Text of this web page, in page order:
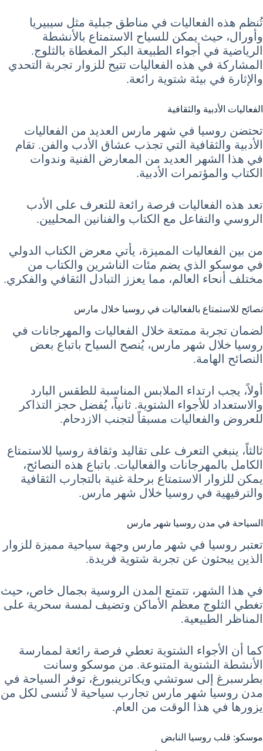
تُنظم هذه الفعاليات في مناطق جبلية مثل سيبيريا
وأورال، حيث يمكن للسياح الاستمتاع بالأنشطة
الرياضية في أجواء الطبيعة البكر المغطاة بالثلوج.
المشاركة في هذه الفعاليات تتيح للزوار تجربة التحدي
والإثارة في بيئة شتوية رائعة.
الفعاليات الأدبية والثقافية
تحتضن روسيا في شهر مارس العديد من الفعاليات
الأدبية والثقافية التي تجذب عشاق الأدب والفن. تقام
في هذا الشهر العديد من المعارض الفنية وندوات
الكتاب والمؤتمرات الأدبية.
تعد هذه الفعاليات فرصة رائعة للتعرف على الأدب
الروسي والتفاعل مع الكتاب والفنانين المحليين.
من بين الفعاليات المميزة، يأتي معرض الكتاب الدولي
في موسكو الذي يضم مئات الناشرين والكتاب من
مختلف أنحاء العالم، مما يعزز التبادل الثقافي والفكري.
نصائح للاستمتاع بالفعاليات في روسيا خلال مارس
لضمان تجربة ممتعة خلال الفعاليات والمهرجانات في
روسيا خلال شهر مارس، يُنصح السياح باتباع بعض
النصائح الهامة.
أولاً، يجب ارتداء الملابس المناسبة للطقس البارد
والاستعداد للأجواء الشتوية. ثانياً، يُفضل حجز التذاكر
للعروض والفعاليات مسبقاً لتجنب الازدحام.
ثالثاً، ينبغي التعرف على تقاليد وثقافة روسيا للاستمتاع
الكامل بالمهرجانات والفعاليات. باتباع هذه النصائح،
يمكن للزوار الاستمتاع برحلة غنية بالتجارب الثقافية
والترفيهية في روسيا خلال شهر مارس.
السياحة في مدن روسيا شهر مارس
تعتبر روسيا في شهر مارس وجهة سياحية مميزة للزوار
الذين يبحثون عن تجربة شتوية فريدة.
في هذا الشهر، تتمتع المدن الروسية بجمال خاص، حيث
تغطي الثلوج معظم الأماكن وتضيف لمسة سحرية على
المناظر الطبيعية.
كما أن الأجواء الشتوية تعطي فرصة رائعة لممارسة
الأنشطة الشتوية المتنوعة. من موسكو وسانت
بطرسبرغ إلى سوتشي ويكاترينبورغ، توفر السياحة في
مدن روسيا شهر مارس تجارب سياحية لا تُنسى لكل من
يزورها في هذا الوقت من العام.
موسكو: قلب روسيا النابض